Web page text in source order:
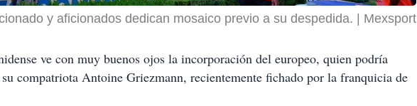
y aficionados dedican mosaico previo a su despedida. Mexsport
ve con muy buenos ojos la incorporación del europeo, quien podría
compatriota Antoine Griezmann, recientemente fichado por la franquicia de